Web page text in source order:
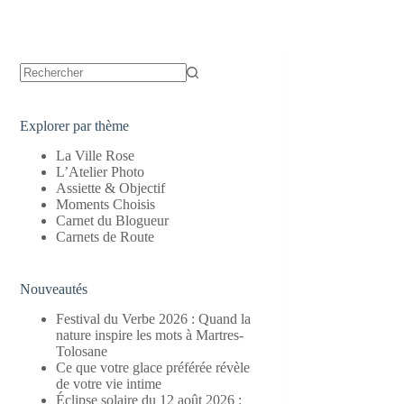
Explorer par thème
La Ville Rose
L’Atelier Photo
Assiette & Objectif
Moments Choisis
Carnet du Blogueur
Carnets de Route
Nouveautés
Festival du Verbe 2026 : Quand la
nature inspire les mots à Martres-
Tolosane
Ce que votre glace préférée révèle
de votre vie intime
Éclipse solaire du 12 août 2026 :